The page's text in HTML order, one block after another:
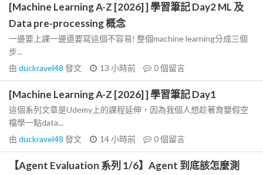
[Machine Learning A-Z [2026] ] 學習筆記 Day2 ML 及
Data pre-processing 概念
一邊要上課一邊還要寫這個不容易! 整個machine learning分成三個
步...
由 duckravel48 發文 13 小時前 0個留言
[Machine Learning A-Z [2026] ] 學習筆記 Day1
這個系列文章是Udemy上的課程延伸，因為我個人想趁著育嬰假空
檔學一點data...
由 duckravel48 發文 14 小時前 0個留言
【Agent Evaluation 系列 1/6】Agent 到底該怎麼測